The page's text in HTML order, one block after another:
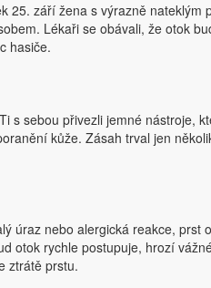
25. září žena s výrazně nateklým
Lékaři se obávali, že otok
hasiče.
s sebou přivezli jemné nástroje,
kůže. Zásah trval jen
úraz nebo alergická reakce, prst
otok rychle postupuje, hrozí
ztrátě prstu.